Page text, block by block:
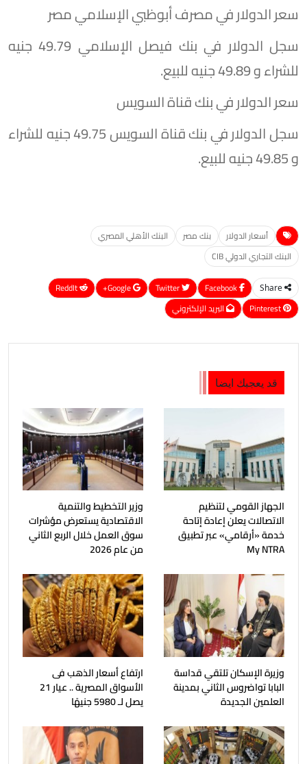
سعر الدولار في مصرف أبوظبي الإسلامي مصر
سجل الدولار في بنك فيصل الإسلامي 49.79 جنيه
للشراء و 49.89 جنيه للبيع.
سعر الدولار في بنك قناة السويس
سجل الدولار في بنك قناة السويس 49.75 جنيه للشراء
و 49.85 جنيه للبيع.
أسعار الدولار بنك مصر
البنك الأهلي المصري
البنك التجاري الدولي CIB
Share
Google+
ReddIt
Pinterest
البريد الإلكتروني
قد يعجبك ايضا
الجهاز القومي لتنظيم
الاتصالات يعلن إعادة إتاحة
خدمة «أرقامي» عبر تطبيق
My NTRA
وزير التخطيط والتنمية
الاقتصادية يستعرض مؤشرات
سوق العمل خلال الربع الثاني
من عام 2026
وزيرة الإسكان تلتقي قداسة
البابا تواضروس الثاني بمدينة
العلمين الجديدة
ارتفاع أسعار الذهب فى
الأسواق المصرية .. عيار 21
يصل لـ 5980 جنيهًا